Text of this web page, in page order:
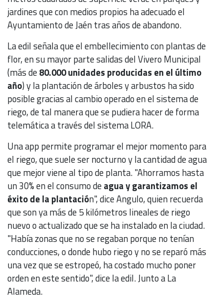
jardines que con medios propios ha adecuado el
Ayuntamiento de Jaén tras años de abandono.
La edil señala que el embellecimiento con plantas de
flor, en su mayor parte salidas del Vivero Municipal
(más de80.000 unidades producidas en el último
año) y la plantación de árboles y arbustos ha sido
posible gracias al cambio operado en el sistema de
riego, de tal manera que se pudiera hacer de forma
telemática a través del sistema LORA.
Una app permite programar el mejor momento para
el riego, que suele ser nocturno y la cantidad de agua
que mejor viene al tipo de planta. "Ahorramos hasta
un 30% en el consumo deagua y garantizamos el
éxito de la plantación", dice Angulo, quien recuerda
que son ya más de 5 kilómetros lineales de riego
nuevo o actualizado que se ha instalado en la ciudad.
"Había zonas que no se regaban porque no tenían
conducciones, o donde hubo riego y no se reparó más
una vez que se estropeó, ha costado mucho poner
orden en este sentido", dice la edil. Junto a La
Alameda.